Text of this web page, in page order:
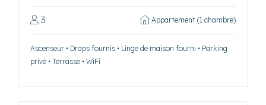
3 Appartement (1 chambre)
Ascenseur • Draps fournis • Linge de maison fourni • Parking
privé • Terrasse • WiFi